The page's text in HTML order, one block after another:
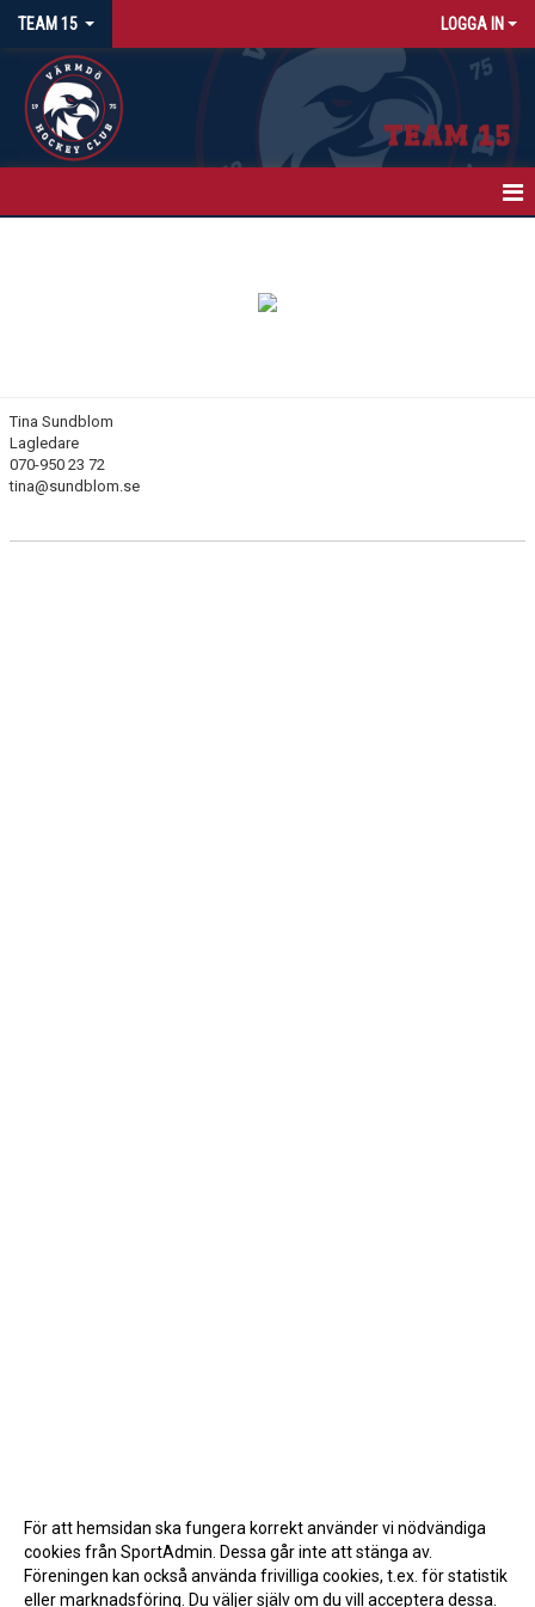
TEAM 15 LOGGA IN
BILDGALLERI
DOKUMENT
Tina Sundblom
Lagledare
070-950 23 72
tina@sundblom.se
För att hemsidan ska fungera korrekt använder vi nödvändiga
cookies från SportAdmin. Dessa går inte att stänga av.
Föreningen kan också använda frivilliga cookies, t.ex. för statistik
eller marknadsföring. Du väljer själv om du vill acceptera dessa.